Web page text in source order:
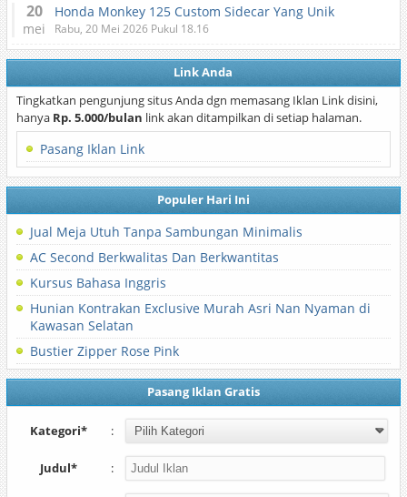
20
mei
Honda Monkey 125 Custom Sidecar Yang Unik
Rabu, 20 Mei 2026 Pukul 18.16
Link Anda
Tingkatkan pengunjung situs Anda dgn memasang Iklan Link disini,
hanya Rp. 5.000/bulan link akan ditampilkan di setiap halaman.
Pasang Iklan Link
Populer Hari Ini
Jual Meja Utuh Tanpa Sambungan Minimalis
AC Second Berkwalitas Dan Berkwantitas
Kursus Bahasa Inggris
Hunian Kontrakan Exclusive Murah Asri Nan Nyaman di
Kawasan Selatan
Bustier Zipper Rose Pink
Pasang Iklan Gratis
Kategori* :
Judul* :